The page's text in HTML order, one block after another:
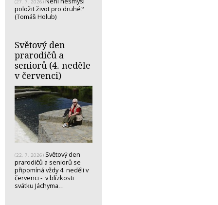
(27. 7. 2026)
položit život pro druhé?
(Tomáš Holub)
Světový den
prarodičů a
seniorů (4. neděle
v červenci)
(22. 7. 2026) Světový den
prarodičů a seniorů se
připomíná vždy 4. neděli v
červenci - v blízkosti
svátku Jáchyma…